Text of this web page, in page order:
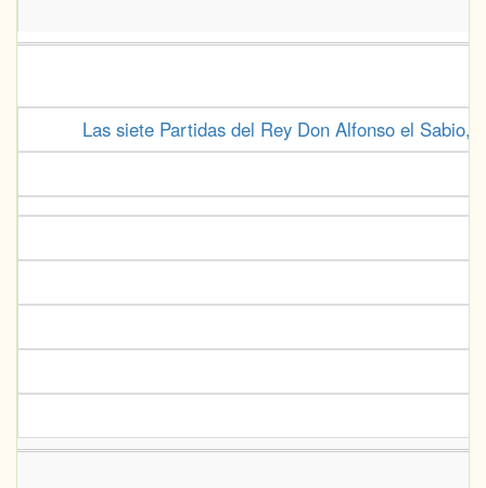
Las siete Partidas del Rey Don Alfonso el Sabio,